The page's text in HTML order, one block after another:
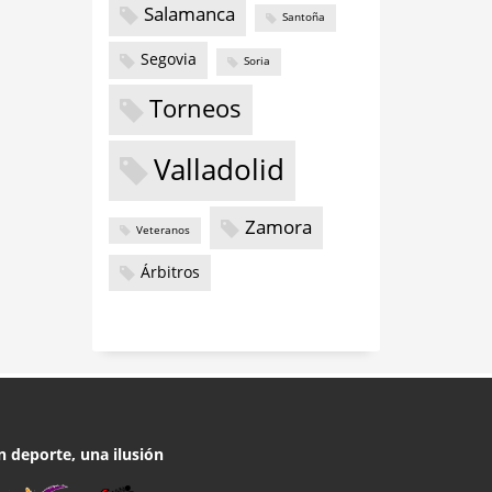
Salamanca Santoña
Segovia Soria
Torneos
Valladolid
Veteranos Zamora
Árbitros
deporte, una ilusión